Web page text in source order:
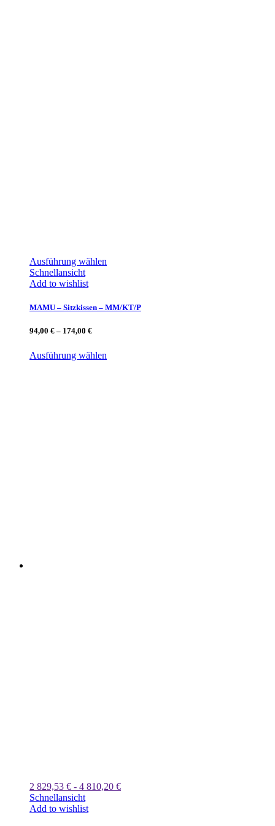
Ausführung wählen
Schnellansicht
Add to wishlist
MAMU – Sitzkissen – MM/KT/P
94,00 € – 174,00 €
Ausführung wählen
2 829,53 € - 4 810,20 €
Schnellansicht
Add to wishlist